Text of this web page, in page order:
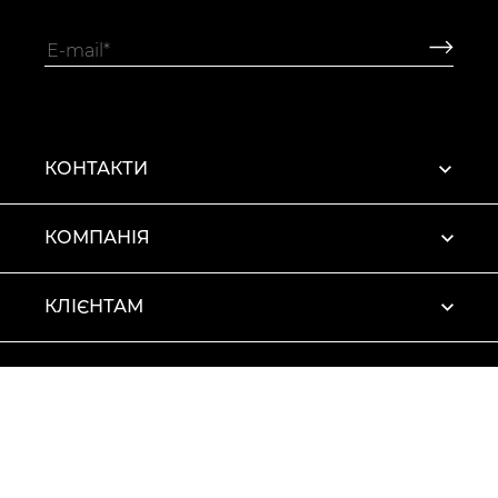
КОНТАКТИ
КОМПАНІЯ
КЛІЄНТАМ